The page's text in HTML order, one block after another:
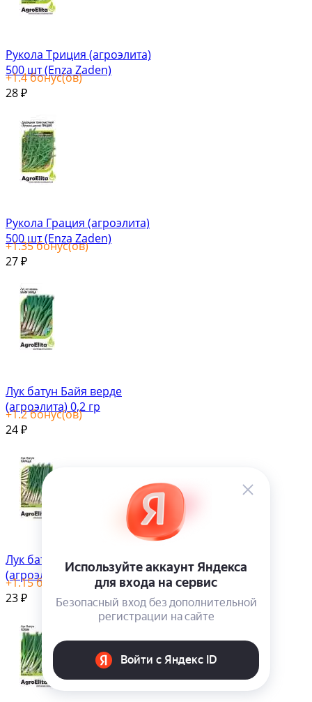
Рукола Триция (агроэлита)
500 шт (Enza Zaden)
+1.4бонус(ов)
28 ₽
Рукола Грация (агроэлита)
500 шт (Enza Zaden)
+1.35бонус(ов)
27 ₽
Лук батун Байя верде
(агроэлита) 0,2 гр
+1.2бонус(ов)
24 ₽
Лук батун Параде
(агроэлита) 0,2гр
+1.15бонус(ов)
23 ₽